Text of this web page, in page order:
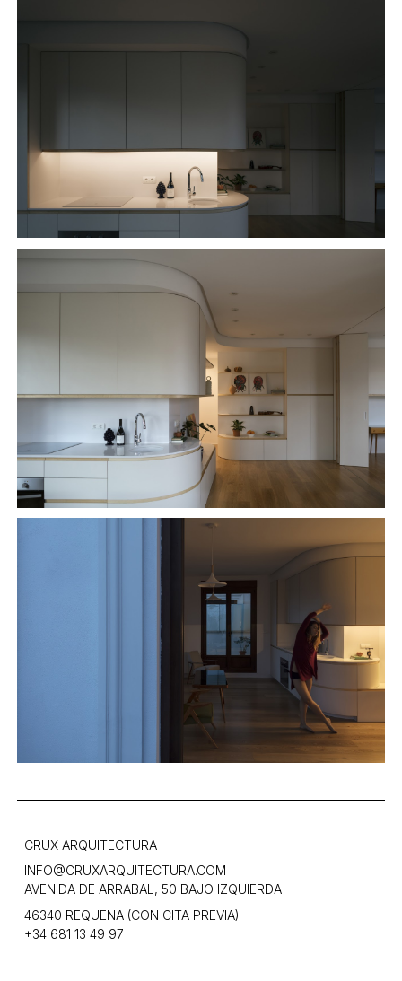
CRUX ARQUITECTURA
INFO@CRUXARQUITECTURA.COM
AVENIDA DE ARRABAL, 50 BAJO IZQUIERDA
46340 REQUENA (CON CITA PREVIA)
+34 681 13 49 97